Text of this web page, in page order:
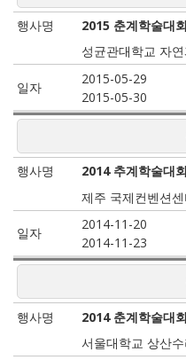
2015 춘계학술대회
성균관대학교 자
2015-05-29
2015-05-30
2014 추계학술대회
제주 국제컨벤션센
2014-11-20
2014-11-23
2014 춘계학술대회
서울대학교 상산